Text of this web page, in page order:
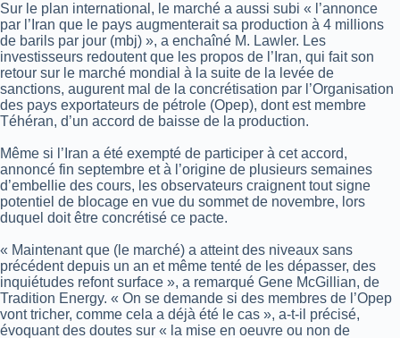
Sur le plan international, le marché a aussi subi « l’annonce
par l’Iran que le pays augmenterait sa production à 4 millions
de barils par jour (mbj) », a enchaîné M. Lawler. Les
investisseurs redoutent que les propos de l’Iran, qui fait son
retour sur le marché mondial à la suite de la levée de
sanctions, augurent mal de la concrétisation par l’Organisation
des pays exportateurs de pétrole (Opep), dont est membre
Téhéran, d’un accord de baisse de la production.
Même si l’Iran a été exempté de participer à cet accord,
annoncé fin septembre et à l’origine de plusieurs semaines
d’embellie des cours, les observateurs craignent tout signe
potentiel de blocage en vue du sommet de novembre, lors
duquel doit être concrétisé ce pacte.
« Maintenant que (le marché) a atteint des niveaux sans
précédent depuis un an et même tenté de les dépasser, des
inquiétudes refont surface », a remarqué Gene McGillian, de
Tradition Energy. « On se demande si des membres de l’Opep
vont tricher, comme cela a déjà été le cas », a-t-il précisé,
évoquant des doutes sur « la mise en oeuvre ou non de